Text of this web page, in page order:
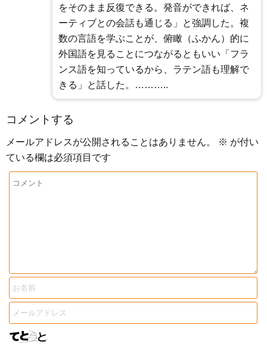
をそのまま反復できる。発音ができれば、ネ
ーティブとの会話も通じる」と強調した。複
数の言語を学ぶことが、俯瞰（ふかん）的に
外国語を見ることにつながるともいい「フラ
ンス語を知っているから、ラテン語も理解で
きる」と話した。………..
コメントする
メールアドレスが公開されることはありません。 ※ が付い
ている欄は必須項目です